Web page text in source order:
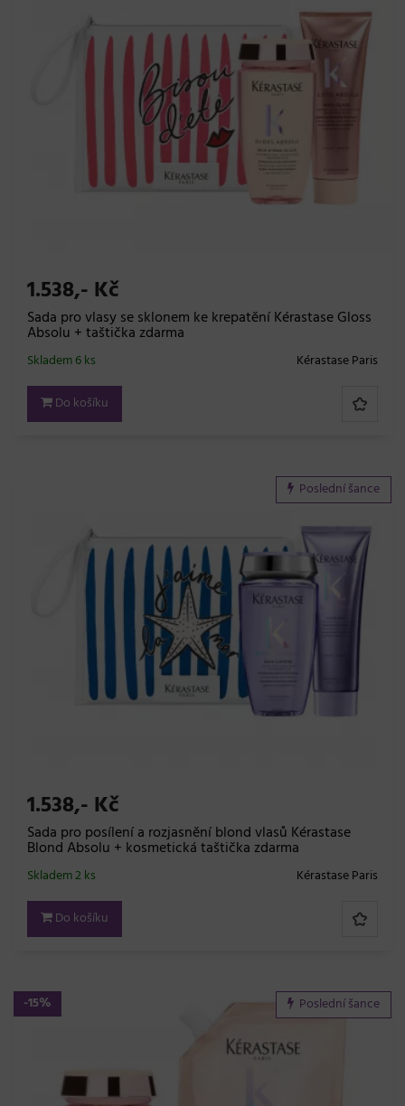
1.538,- Kč
Sada pro vlasy se sklonem ke krepatění Kérastase Gloss
Absolu + taštička zdarma
Kérastase Paris
Skladem 6 ks
Do košíku
Poslední šance
1.538,- Kč
Sada pro posílení a rozjasnění blond vlasů Kérastase
Blond Absolu + kosmetická taštička zdarma
Kérastase Paris
Skladem 2 ks
Do košíku
-15% Poslední šance